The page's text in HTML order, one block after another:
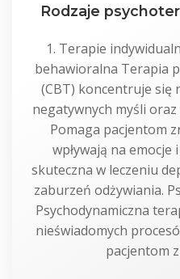
Rodzaje
1. Terapie
behawioralna Terapia
(CBT) koncentruje się
negatywnych myśli oraz
Pomaga pacjentom
wpływają na emocje
skuteczna w leczeniu
zaburzeń odżywiania.
Psychodynamiczna
nieświadomych
pacjentom